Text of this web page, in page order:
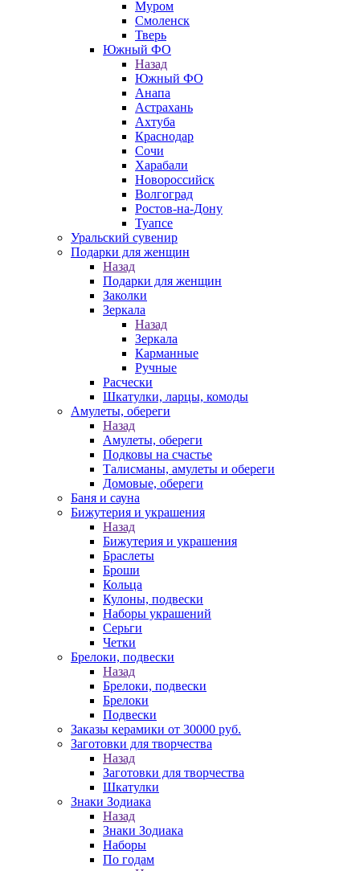
Муром
Смоленск
Тверь
Южный ФО
Назад
Южный ФО
Анапа
Астрахань
Ахтуба
Краснодар
Сочи
Харабали
Новороссийск
Волгоград
Ростов-на-Дону
Туапсе
Уральский сувенир
Подарки для женщин
Назад
Подарки для женщин
Заколки
Зеркала
Назад
Зеркала
Карманные
Ручные
Расчески
Шкатулки, ларцы, комоды
Амулеты, обереги
Назад
Амулеты, обереги
Подковы на счастье
Талисманы, амулеты и обереги
Домовые, обереги
Баня и сауна
Бижутерия и украшения
Назад
Бижутерия и украшения
Браслеты
Броши
Кольца
Кулоны, подвески
Наборы украшений
Серьги
Четки
Брелоки, подвески
Назад
Брелоки, подвески
Брелоки
Подвески
Заказы керамики от 30000 руб.
Заготовки для творчества
Назад
Заготовки для творчества
Шкатулки
Знаки Зодиака
Назад
Знаки Зодиака
Наборы
По годам